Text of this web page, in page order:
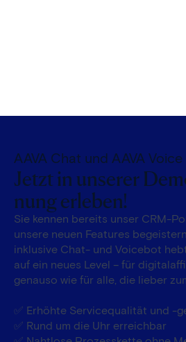
AAVA Chat und AAVA Voice
Jetzt in unserer
nung erleben!
Sie kennen be­reits unser CRM-
unsere neuen Features
inklu­sive Chat- und Voice­bot
auf ein neues Level – für
genauso wie für alle, die lieber
✅ Er­höhte Service­qualität und -
✅ Rund um die Uhr er­reich­bar